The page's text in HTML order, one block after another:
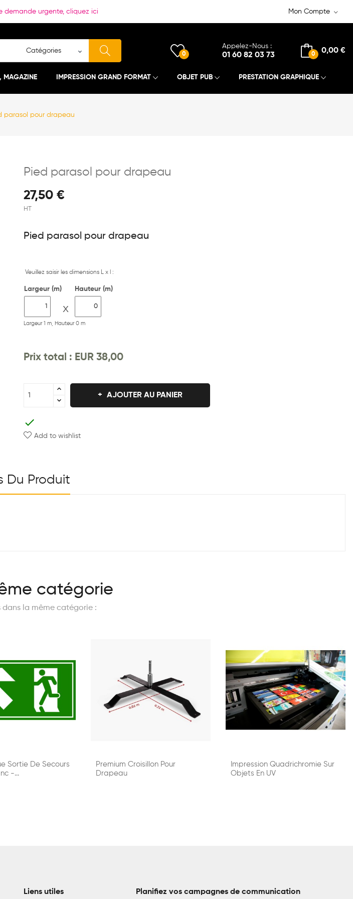
Mon Compte
demande urgente, cliquez ici
0 0,00 €
Appelez-Nous :
01 60 82 03 73
0
MAGAZINE IMPRESSION GRAND FORMAT OBJET PUB PRESTATION GRAPHIQUE
parasol pour drapeau
Pied parasol pour drapeau
27,50 €
HT
Pied parasol pour drapeau
Veuillez saisir les dimensions L x l :
Largeur (m) Hauteur (m)
X
Largeur 1 m, Hauteur 0 m
Prix ​​total : EUR 38,00
AJOUTER AU PANIER
check
Add to wishlist
Du Produit
catégorie
dans la même catégorie :
Sortie De Secours
-...
Premium Croisillon Pour
Drapeau
Impression Quadrichromie Sur
Objets En UV
Liens utiles Planifiez vos campagnes de communication